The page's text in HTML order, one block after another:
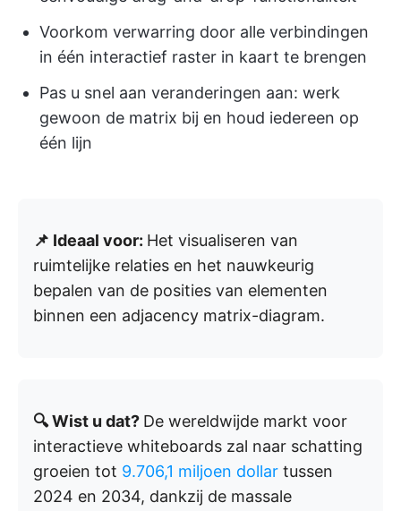
Voorkom verwarring door alle verbindingen
in één interactief raster in kaart te brengen
Pas u snel aan veranderingen aan: werk
gewoon de matrix bij en houd iedereen op
één lijn
📌 Ideaal voor: Het visualiseren van
ruimtelijke relaties en het nauwkeurig
bepalen van de posities van elementen
binnen een adjacency matrix-diagram.
🔍 Wist u dat? De wereldwijde markt voor
interactieve whiteboards zal naar schatting
groeien tot 9.706,1 miljoen dollar tussen
2024 en 2034, dankzij de massale